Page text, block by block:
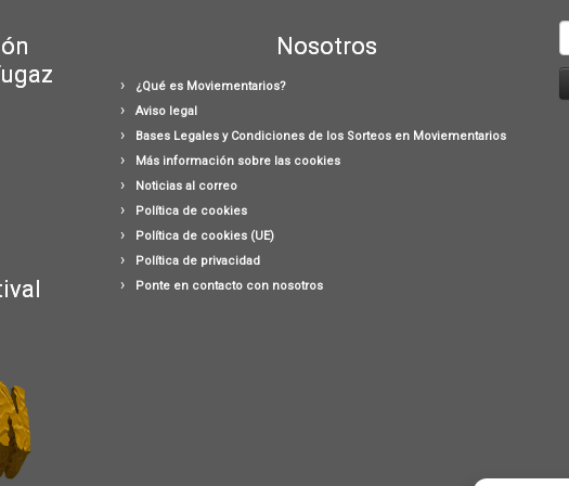
Nosotros
¿Qué es Moviementarios?
Aviso legal
Bases Legales y Condiciones de los Sorteos en Moviementarios
Más información sobre las cookies
Noticias al correo
Política de cookies
Política de cookies (UE)
Política de privacidad
Ponte en contacto con nosotros